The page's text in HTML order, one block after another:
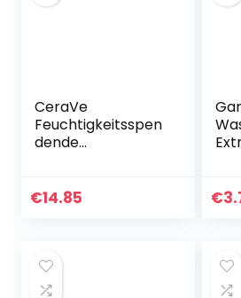
CeraVe
Feuchtigkeitsspen
dende
tägliche
€14.85 €